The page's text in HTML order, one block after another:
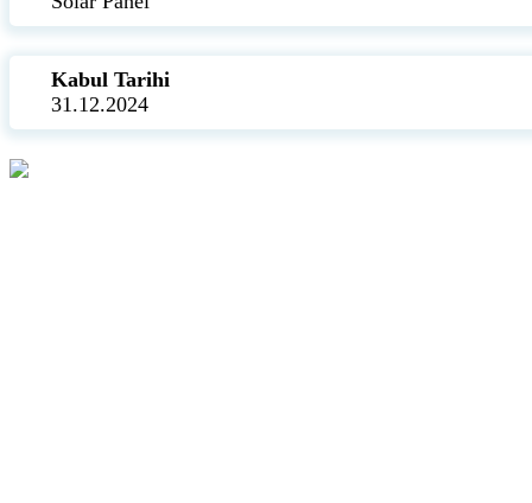
Kabul Tarihi
31.12.2024